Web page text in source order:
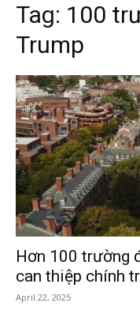
Tag: 100
Trump
Hơn 100 trường
can thiệp chính
April 22, 2025